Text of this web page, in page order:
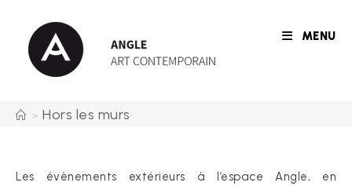
content
MENU
> Hors les murs
Les évènements extérieurs à l’espace Angle, en